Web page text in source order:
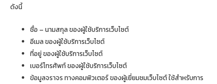
ดังนี้
ชื่อ – นามสกุล ของผู้ใช้บริการเว็บไซต์
อีเมล ของผู้ใช้บริการเว็บไซต์
ที่อยู่ ของผู้ใช้บริการเว็บไซต์
เบอร์โทรศัพท์ ของผู้ใช้บริการเว็บไซต์
ข้อมูลจราจร ทางคอมพิวเตอร์ ของผู้เยี่ยมชมเว็บไซต์ ใช้สำหรับการ